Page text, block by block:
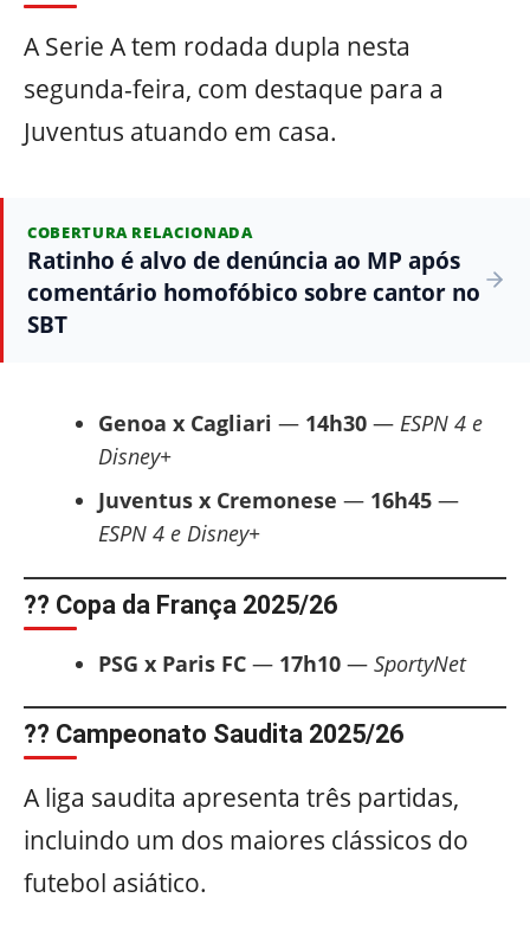
A Serie A tem rodada dupla nesta
segunda-feira, com destaque para a
Juventus atuando em casa.
COBERTURA RELACIONADA
Ratinho é alvo de denúncia ao MP após
comentário homofóbico sobre cantor no
SBT
Genoa x Cagliari — 14h30— ESPN 4 e
Disney+
Juventus x Cremonese — 16h45—
ESPN 4 e Disney+
?? Copa da França 2025/26
PSG x Paris FC— 17h10— SportyNet
?? Campeonato Saudita 2025/26
A liga saudita apresenta três partidas,
incluindo um dos maiores clássicos do
futebol asiático.